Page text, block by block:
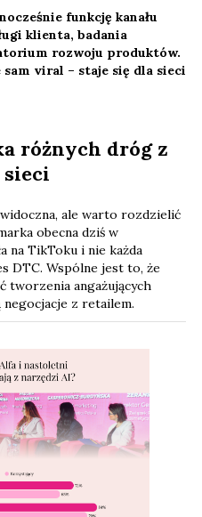
funkcję kanału
klienta, badania
rozwoju produktów.
viral – staje się dla sieci
różnych dróg z
ale warto rozdzielić
obecna dziś w
na TikToku i nie każda
DTC. Wspólne jest to, że
tworzenia angażujących
z retailem.